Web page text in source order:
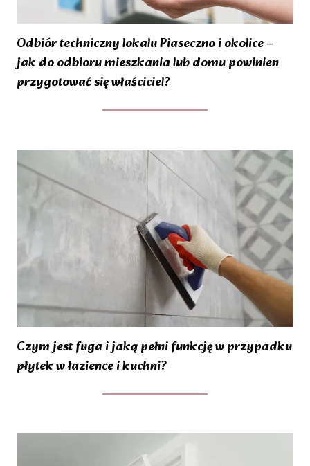
Odbiór techniczny lokalu Piaseczno i okolice –
jak do odbioru mieszkania lub domu powinien
przygotować się właściciel?
Czym jest fuga i jaką pełni funkcję w przypadku
płytek w łazience i kuchni?